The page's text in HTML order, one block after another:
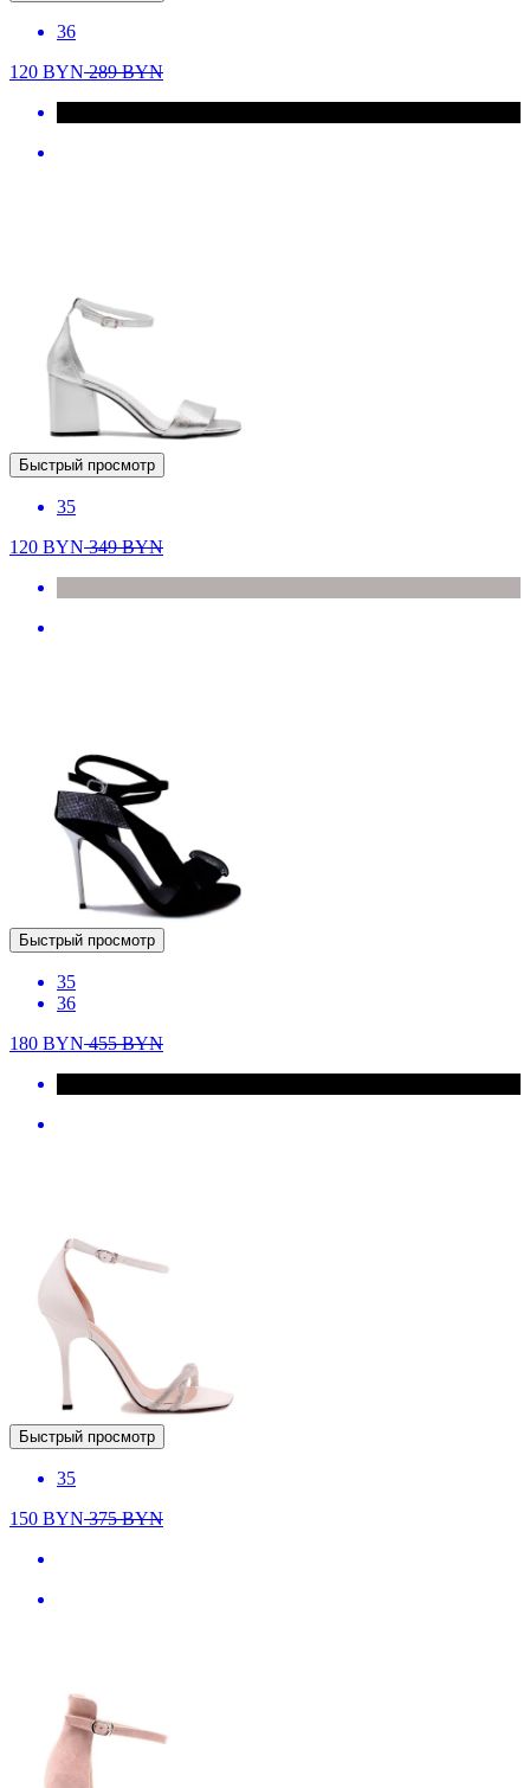
36
120 BYN289BYN
Быстрый просмотр
35
120 BYN349BYN
Быстрый просмотр
35
36
180 BYN455BYN
Быстрый просмотр
35
150 BYN375BYN